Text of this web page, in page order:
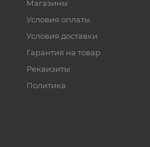
Магазины
Условия оплаты
Условия доставки
Гарантия на товар
Реквизиты
Политика